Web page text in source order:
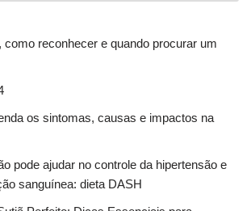
como reconhecer e quando procurar um
os sintomas, causas e impactos na
pode ajudar no controle da hipertensão e
sanguínea: dieta DASH